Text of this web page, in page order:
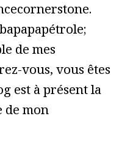
de mes
vous, vous êtes
est à présent la
mon